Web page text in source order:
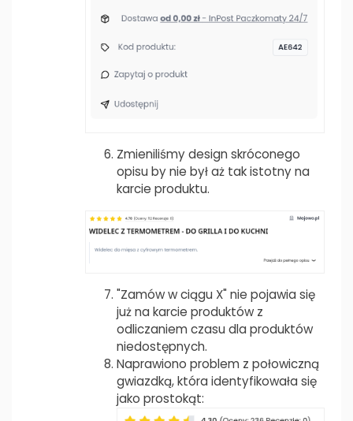
Zmieniliśmy design skróconego
opisu by nie był aż tak istotny na
karcie produktu.
"Zamów w ciągu X" nie pojawia się
już na karcie produktów z
odliczaniem czasu dla produktów
niedostępnych.
Naprawiono problem z połowiczną
gwiazdką, która identyfikowała się
jako prostokąt: